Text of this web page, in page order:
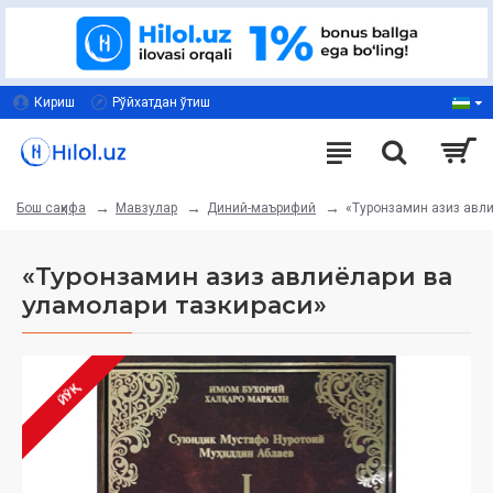
Кириш Рўйхатдан ўтиш
Бош саҳифа Мавзулар Диний-маърифий «Туронзамин азиз
«Туронзамин азиз авлиёлари ва
уламолари тазкираси»
ЙЎҚ